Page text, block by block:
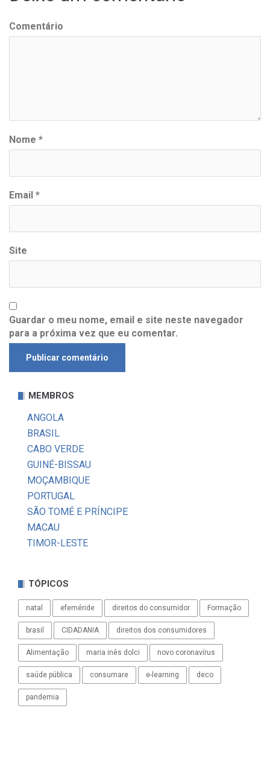
Comentário
Nome *
Email *
Site
Guardar o meu nome, email e site neste navegador
para a próxima vez que eu comentar.
MEMBROS
ANGOLA
BRASIL
CABO VERDE
GUINÉ-BISSAU
MOÇAMBIQUE
PORTUGAL
SÃO TOMÉ E PRÍNCIPE
MACAU
TIMOR-LESTE
TÓPICOS
natal efeméride direitos do consumidor Formação
brasil CIDADANIA direitos dos consumidores
Alimentação maria inês dolci novo coronavírus
saúde pública consumare e-learning deco
pandemia